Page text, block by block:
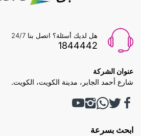
هل لديك أسئلة؟ اتصل بنا 24/7
1844442
عنوان الشركة
شارع أحمد الجابر، مدينة الكويت، الكويت.
ابحث بسرعة